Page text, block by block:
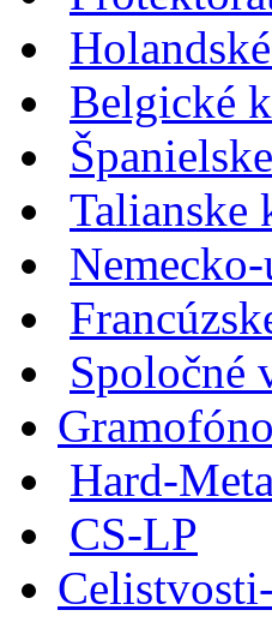
Belgické
Talianske
Spoločné
Hard-
CS-LP